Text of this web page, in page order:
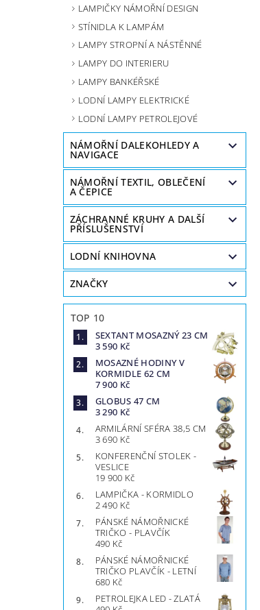
LAMPIČKY NÁMOŘNÍ DESIGN
STÍNIDLA K LAMPÁM
LAMPY STROPNÍ A NÁSTĚNNÉ
LAMPY DO INTERIERU
LAMPY BANKÉŘSKÉ
LODNÍ LAMPY ELEKTRICKÉ
LODNÍ LAMPY PETROLEJOVÉ
NÁMOŘNÍ DALEKOHLEDY A
NAVIGACE
NÁMOŘNÍ TEXTIL, OBLEČENÍ
A ČEPICE
ZÁCHRANNÉ KRUHY A DALŠÍ
PŘÍSLUŠENSTVÍ
LODNÍ KNIHOVNA
ZNAČKY
TOP 10
SEXTANT MOSAZNÝ 23 CM
3 590 Kč
MOSAZNÉ HODINY V
KORMIDLE 62 CM
7 900 Kč
GLOBUS 47 CM
3 290 Kč
ARMILÁRNÍ SFÉRA 38,5 CM
3 690 Kč
KONFERENČNÍ STOLEK -
VESLICE
19 900 Kč
LAMPIČKA - KORMIDLO
2 490 Kč
PÁNSKÉ NÁMOŘNICKÉ
TRIČKO - PLAVČÍK
490 Kč
PÁNSKÉ NÁMOŘNICKÉ
TRIČKO PLAVČÍK - LETNÍ
680 Kč
PETROLEJKA LED - ZLATÁ